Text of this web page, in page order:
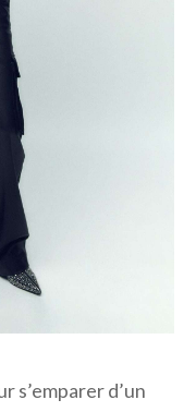
s’emparer d’un